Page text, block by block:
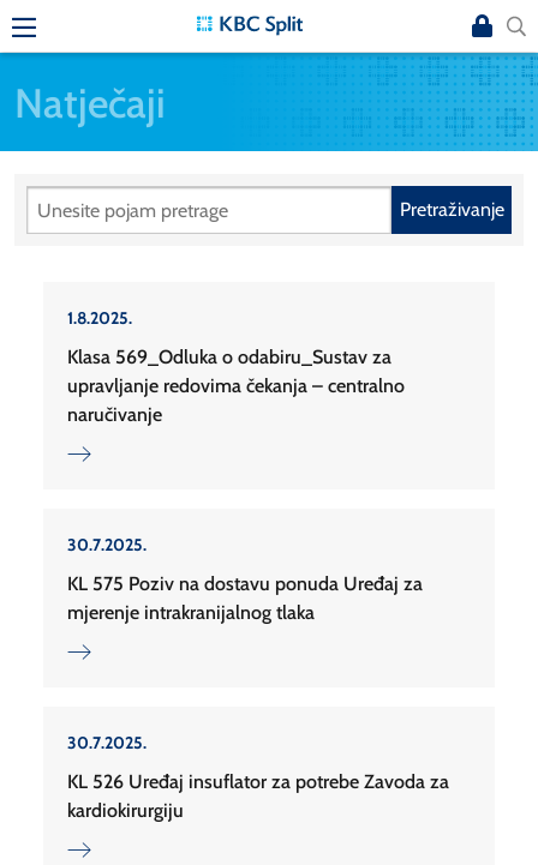
Natječaji
Pretraživanje
1.8.2025.
Klasa 569_Odluka o odabiru_Sustav za
upravljanje redovima čekanja – centralno
naručivanje
30.7.2025.
KL 575 Poziv na dostavu ponuda Uređaj za
mjerenje intrakranijalnog tlaka
30.7.2025.
KL 526 Uređaj insuflator za potrebe Zavoda za
kardiokirurgiju